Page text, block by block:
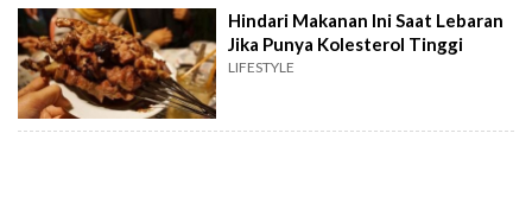
Hindari Makanan Ini Saat Lebaran
Jika Punya Kolesterol Tinggi
LIFESTYLE